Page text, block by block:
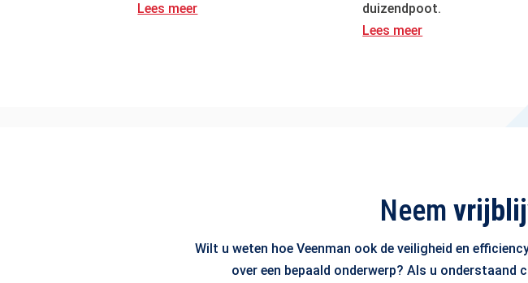
Lees meer
duizendpoot.
Lees meer
Neem
Wilt u weten hoe Veenman ook de veiligheid en
over een bepaald onderwerp? Als u